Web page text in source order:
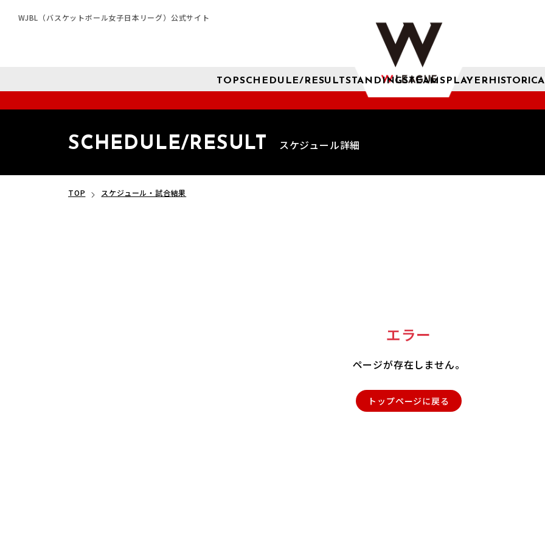
WJBL（バスケットボール女子日本リーグ）公式サイト
TOPSCHEDULE/RESULTSTANDINGSTEAMSPLAYER
SCHEDULE/RESULT スケジュール詳細
TOP スケジュール・試合結果
エラー
ページが存在しません。
トップページに戻る